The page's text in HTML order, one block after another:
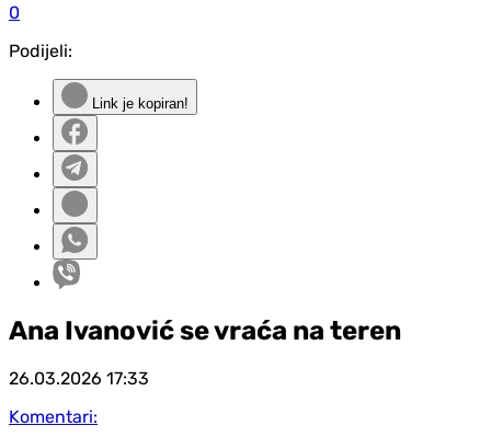
0
Podijeli:
Link je kopiran!
Ana Ivanović se vraća na teren
26.03.2026 17:33
Komentari: